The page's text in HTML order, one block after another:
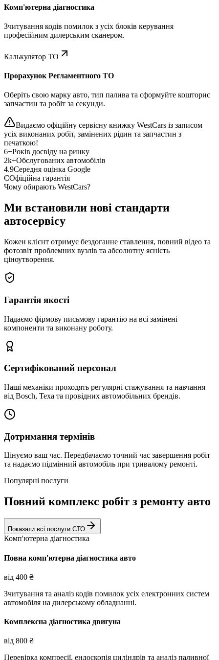
Комп'ютерна діагностика
Зчитування кодів помилок з усіх блоків керування
професійним дилерським сканером.
Калькулятор ТО
Прорахунок Регламентного ТО
Оберіть свою марку авто, тип палива та сформуйте кошторис
запчастин та робіт за секунди.
Видаємо офіційну сервісну книжку WestCars із записом
усіх виконаних робіт, замінених рідин та запчастин з
печаткою!
6+Років досвіду на ринку
2k+Обслугованих автомобілів
4.9Середня оцінка Google
ЄОфіційна гарантія
Чому обирають WestCars?
Ми встановили нові стандарти
автосервісу
Кожен клієнт отримує бездоганне ставлення, повний відео та
фотозвіт проблемних вузлів та абсолютну ясність
ціноутворення.
Гарантія якості
Надаємо фірмову письмову гарантію на всі замінені
компоненти та виконану роботу.
Сертифікований персонал
Наші механіки проходять регулярні стажування та навчання
від Bosch, Texa та провідних автомобільних брендів.
Дотримання термінів
Цінуємо ваш час. Передбачаємо точний час завершення робіт
та надаємо підмінний автомобіль при тривалому ремонті.
Популярні послуги
Повний комплекс робіт з ремонту авто
Показати всі послуги СТО
Комп'ютерна діагностика
Повна комп'ютерна діагностика авто
від 400 ₴
Зчитування та аналіз кодів помилок усіх електронних систем
автомобіля на дилерському обладнанні.
Комплексна діагностика двигуна
від 800 ₴
Перевірка компресії, ендоскопія циліндрів та аналіз паливної